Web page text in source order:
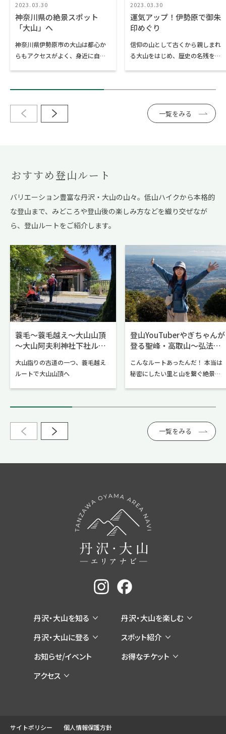
2023.03.30
神奈川県の絶景スポット
「大山」へ
神奈川県伊勢原市の大山は都心か
らもアクセスがよく、身近に自然
一方で、普段着でも気軽に“絶
ご存じでしょうか。大山ケーブル
カーの車窓や、ミシュラン認定の
2023.03.30
運気アップ！伊勢原で御朱
印めぐり
信仰の山として古くから親しまれ
る大山をはじめ、歴史の名残をと
に深くかかわる神社など、この街
閣をご紹介します。大山名物の“豆
腐”を使った絶品ランチや、お得な
一覧をみる
おすすめ登山ルート
バリエーション豊富な丹沢・大山の山々。低山ハイクから本格的
な登山まで、 みどころや登山後の楽しみ方などを織り交ぜなが
ら、登山ルートをご紹介します。
蓑毛～蓑毛越え～大山山頂
～大山阿夫利神社下社ルー
大山詣りの古道の一つ、蓑毛越え
ルートで大山山頂へ
登山YouTuberやぎちゃんが
登る聖峰・高取山～弘法山
こんなルートあったんだ！ 本当は
秘密にしたい里と山を繋ぐ絶景ハ
一覧をみる
丹沢・大山を知る
丹沢・大山に登る
お知らせ/イベント
アクセス
丹沢・大山を楽しむ
スポット紹介
お得なチケット
サイトポリシー 個人情報保護方針